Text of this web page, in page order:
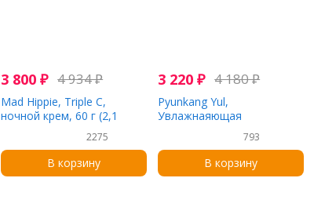
3 800 ₽ 4 934₽
Mad Hippie, Triple C,
ночной крем, 60 г (2,1
2275
В корзину
3 220 ₽ 4 180₽
Pyunkang Yul,
Увлажнаяющая
сыворотка, 3,3 ж. унц.(100
793
В корзину